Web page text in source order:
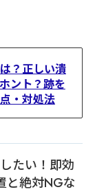
？正しい潰
ント？跡を
・対処法
たい！即効
と絶対NGな